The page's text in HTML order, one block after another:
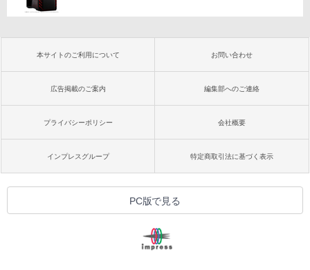
本サイトのご利用について お問い合わせ
広告掲載のご案内 編集部へのご連絡
プライバシーポリシー 会社概要
インプレスグループ 特定商取引法に基づく表示
PC版で見る